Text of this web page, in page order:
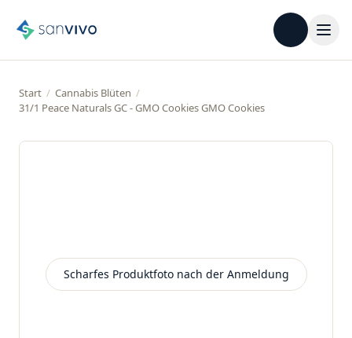
Start / Cannabis Blüten /
31/1 Peace Naturals GC - GMO Cookies GMO Cookies
Scharfes Produktfoto nach der Anmeldung